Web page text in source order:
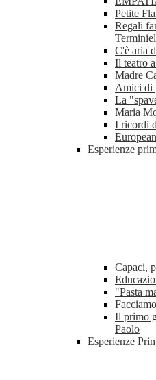
Petite
Regali
C'è aria
Il teatro
Madre
Amici di
La
Maria
I ricordi
Esperienze
Capaci,
"Pasta
Il primo
Paolo
Esperienze